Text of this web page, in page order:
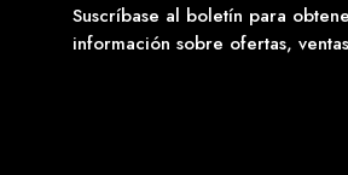
Suscríbase al boletín para
información sobre ofertas,